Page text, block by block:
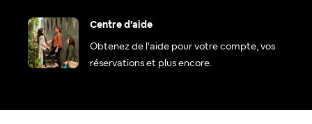
Centre d'aide
Obtenez de l'aide pour votre compte, vos
réservations et plus encore.